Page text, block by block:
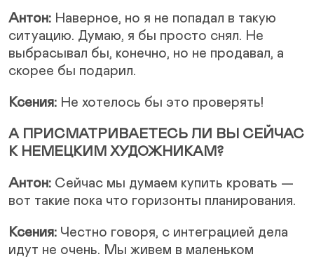
Антон: Наверное, но я не попадал в такую
ситуацию. Думаю, я бы просто снял. Не
выбрасывал бы, конечно, но не продавал, а
скорее бы подарил.
Ксения: Не хотелось бы это проверять!
А ПРИСМАТРИВАЕТЕСЬ ЛИ ВЫ СЕЙЧАС
К НЕМЕЦКИМ ХУДОЖНИКАМ?
Антон: Сейчас мы думаем купить кровать —
вот такие пока что горизонты планирования.
Ксения: Честно говоря, с интеграцией дела
идут не очень. Мы живем в маленьком